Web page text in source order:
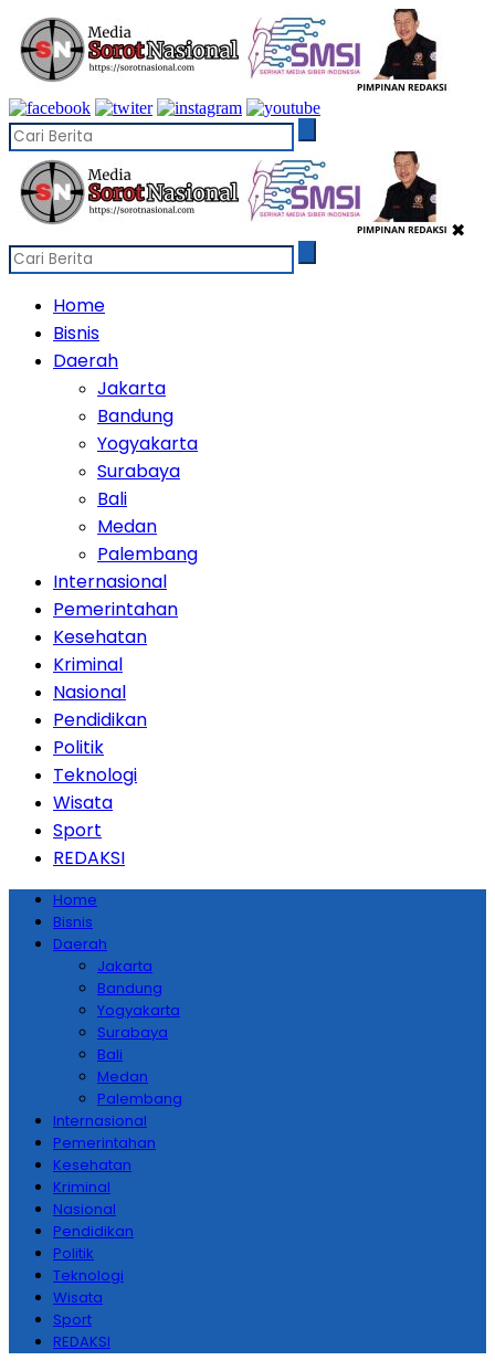
✖
Home
Bisnis
Daerah
Jakarta
Bandung
Yogyakarta
Surabaya
Bali
Medan
Palembang
Internasional
Pemerintahan
Kesehatan
Kriminal
Nasional
Pendidikan
Politik
Teknologi
Wisata
Sport
REDAKSI
Home
Bisnis
Daerah
Jakarta
Bandung
Yogyakarta
Surabaya
Bali
Medan
Palembang
Internasional
Pemerintahan
Kesehatan
Kriminal
Nasional
Pendidikan
Politik
Teknologi
Wisata
Sport
REDAKSI